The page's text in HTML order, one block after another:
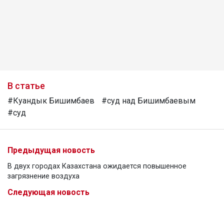
В статье
#Куандык Бишимбаев
#суд над Бишимбаевым
#суд
Предыдущая новость
В двух городах Казахстана ожидается повышенное
загрязнение воздуха
Следующая новость